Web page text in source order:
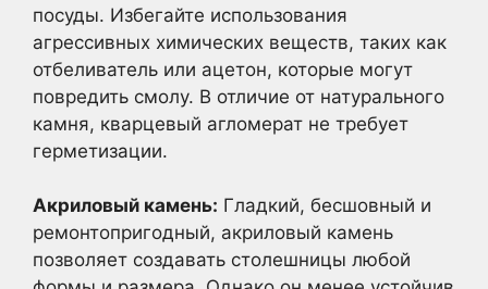
посуды. Избегайте использования
агрессивных химических веществ, таких как
отбеливатель или ацетон, которые могут
повредить смолу. В отличие от натурального
камня, кварцевый агломерат не требует
герметизации.
Акриловый камень: Гладкий, бесшовный и
ремонтопригодный, акриловый камень
позволяет создавать столешницы любой